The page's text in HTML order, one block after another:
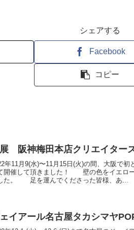
シェアする
Facebook
コピー
阪神梅田本店クリエイター
年11月9(水)〜11月15日(火)の間、大阪で
開催して頂きました！ 壁の色をイエロー
た。 足を運んでくださった皆様、あ...
イアール名古屋タカシマヤ